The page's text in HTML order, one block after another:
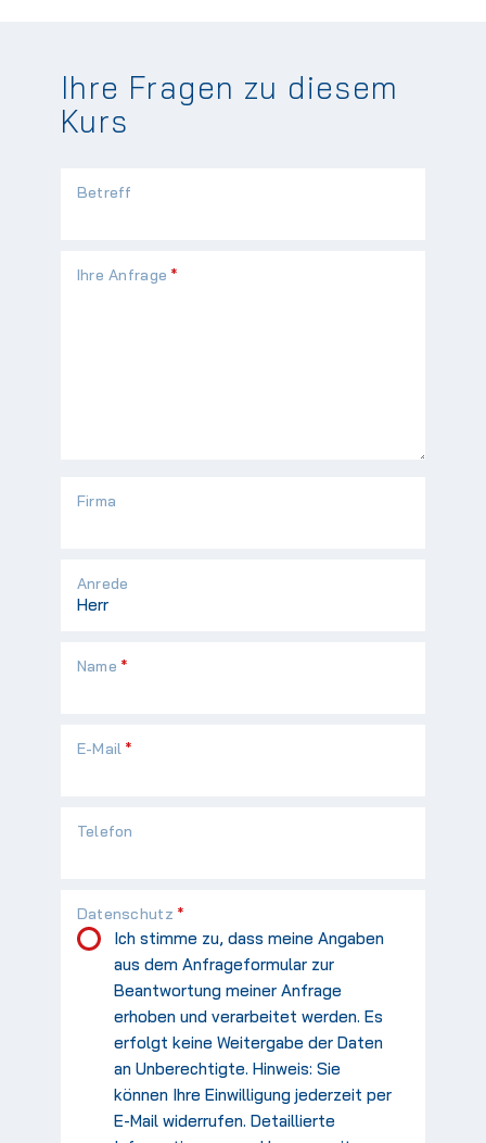
Ihre Fragen zu diesem
Kurs
Betreff
Pflichtfeld
Ihre Anfrage *
Firma
Anrede
Pflichtfeld
Name *
Pflichtfeld
E-Mail *
Telefon
Pflichtfeld
Datenschutz *
Ich stimme zu, dass meine Angaben
aus dem Anfrageformular zur
Beantwortung meiner Anfrage
erhoben und verarbeitet werden. Es
erfolgt keine Weitergabe der Daten
an Unberechtigte. Hinweis: Sie
können Ihre Einwilligung jederzeit per
E-Mail widerrufen. Detaillierte